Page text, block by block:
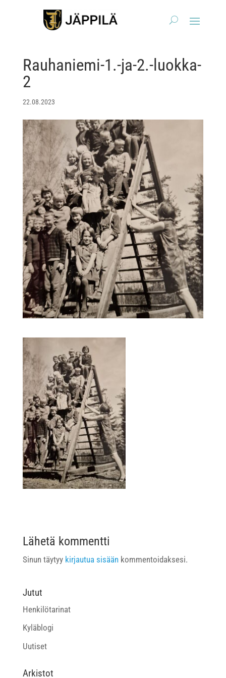
Rauhaniemi-1.-ja-2.-luokka-
2
22.08.2023
Lähetä kommentti
Sinun täytyy kirjautua sisäänkommentoidaksesi.
Jutut
Henkilötarinat
Kyläblogi
Uutiset
Arkistot